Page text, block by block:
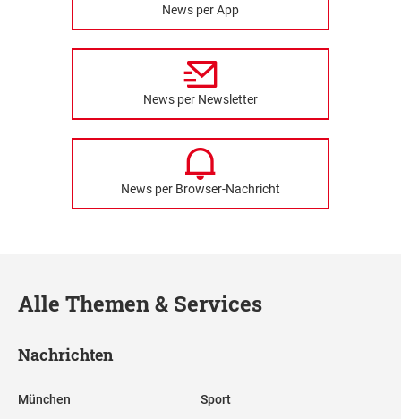
News per App
News per Newsletter
News per Browser-Nachricht
Alle Themen & Services
Nachrichten
München Sport